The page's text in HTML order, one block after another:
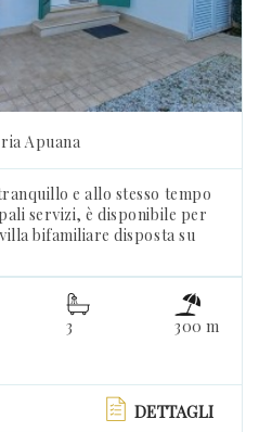
Apuana
e allo stesso tempo
servizi, è disponibile per
bifamiliare disposta su
3 300 m
DETTAGLI